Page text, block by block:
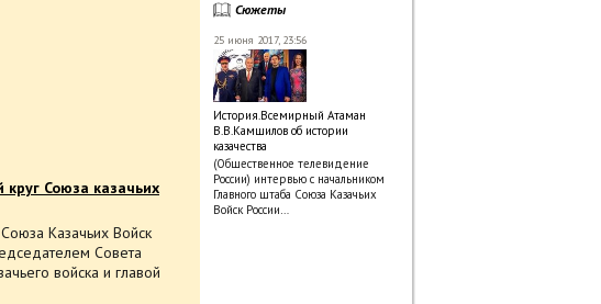
Союза казачьих
Казачьих Войск
Совета
войска и главой
Сюжеты
25 июня 2017, 23:56
История.Всемирный Атаман
В.В.Камшилов об истории
казачества
(Общественное телевидение
России) интервью с начальником
Главного штаба Союза Казачьих
Войск России…